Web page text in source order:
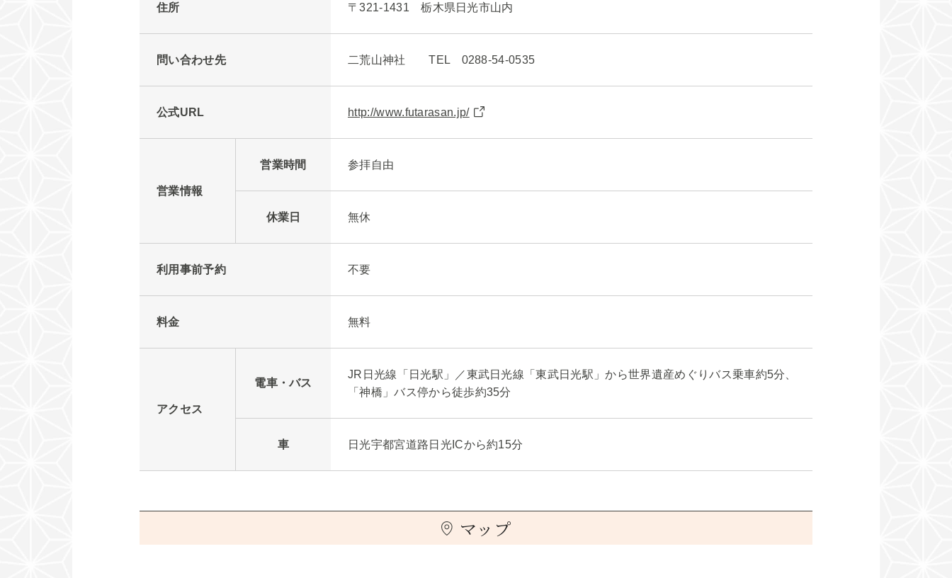
住所 〒321-1431 栃木県日光市山内
問い合わせ先 二荒山神社 TEL 0288-54-0535
公式URL http://www.futarasan.jp/
営業情報
営業時間 参拝自由
休業日 無休
利用事前予約 不要
料金 無料
アクセス
電車・バス
JR日光線「日光駅」／東武日光線「東武日光駅」から世界遺産めぐりバス乗車約5分、
「神橋」バス停から徒歩約35分
車 日光宇都宮道路日光ICから約15分
マップ